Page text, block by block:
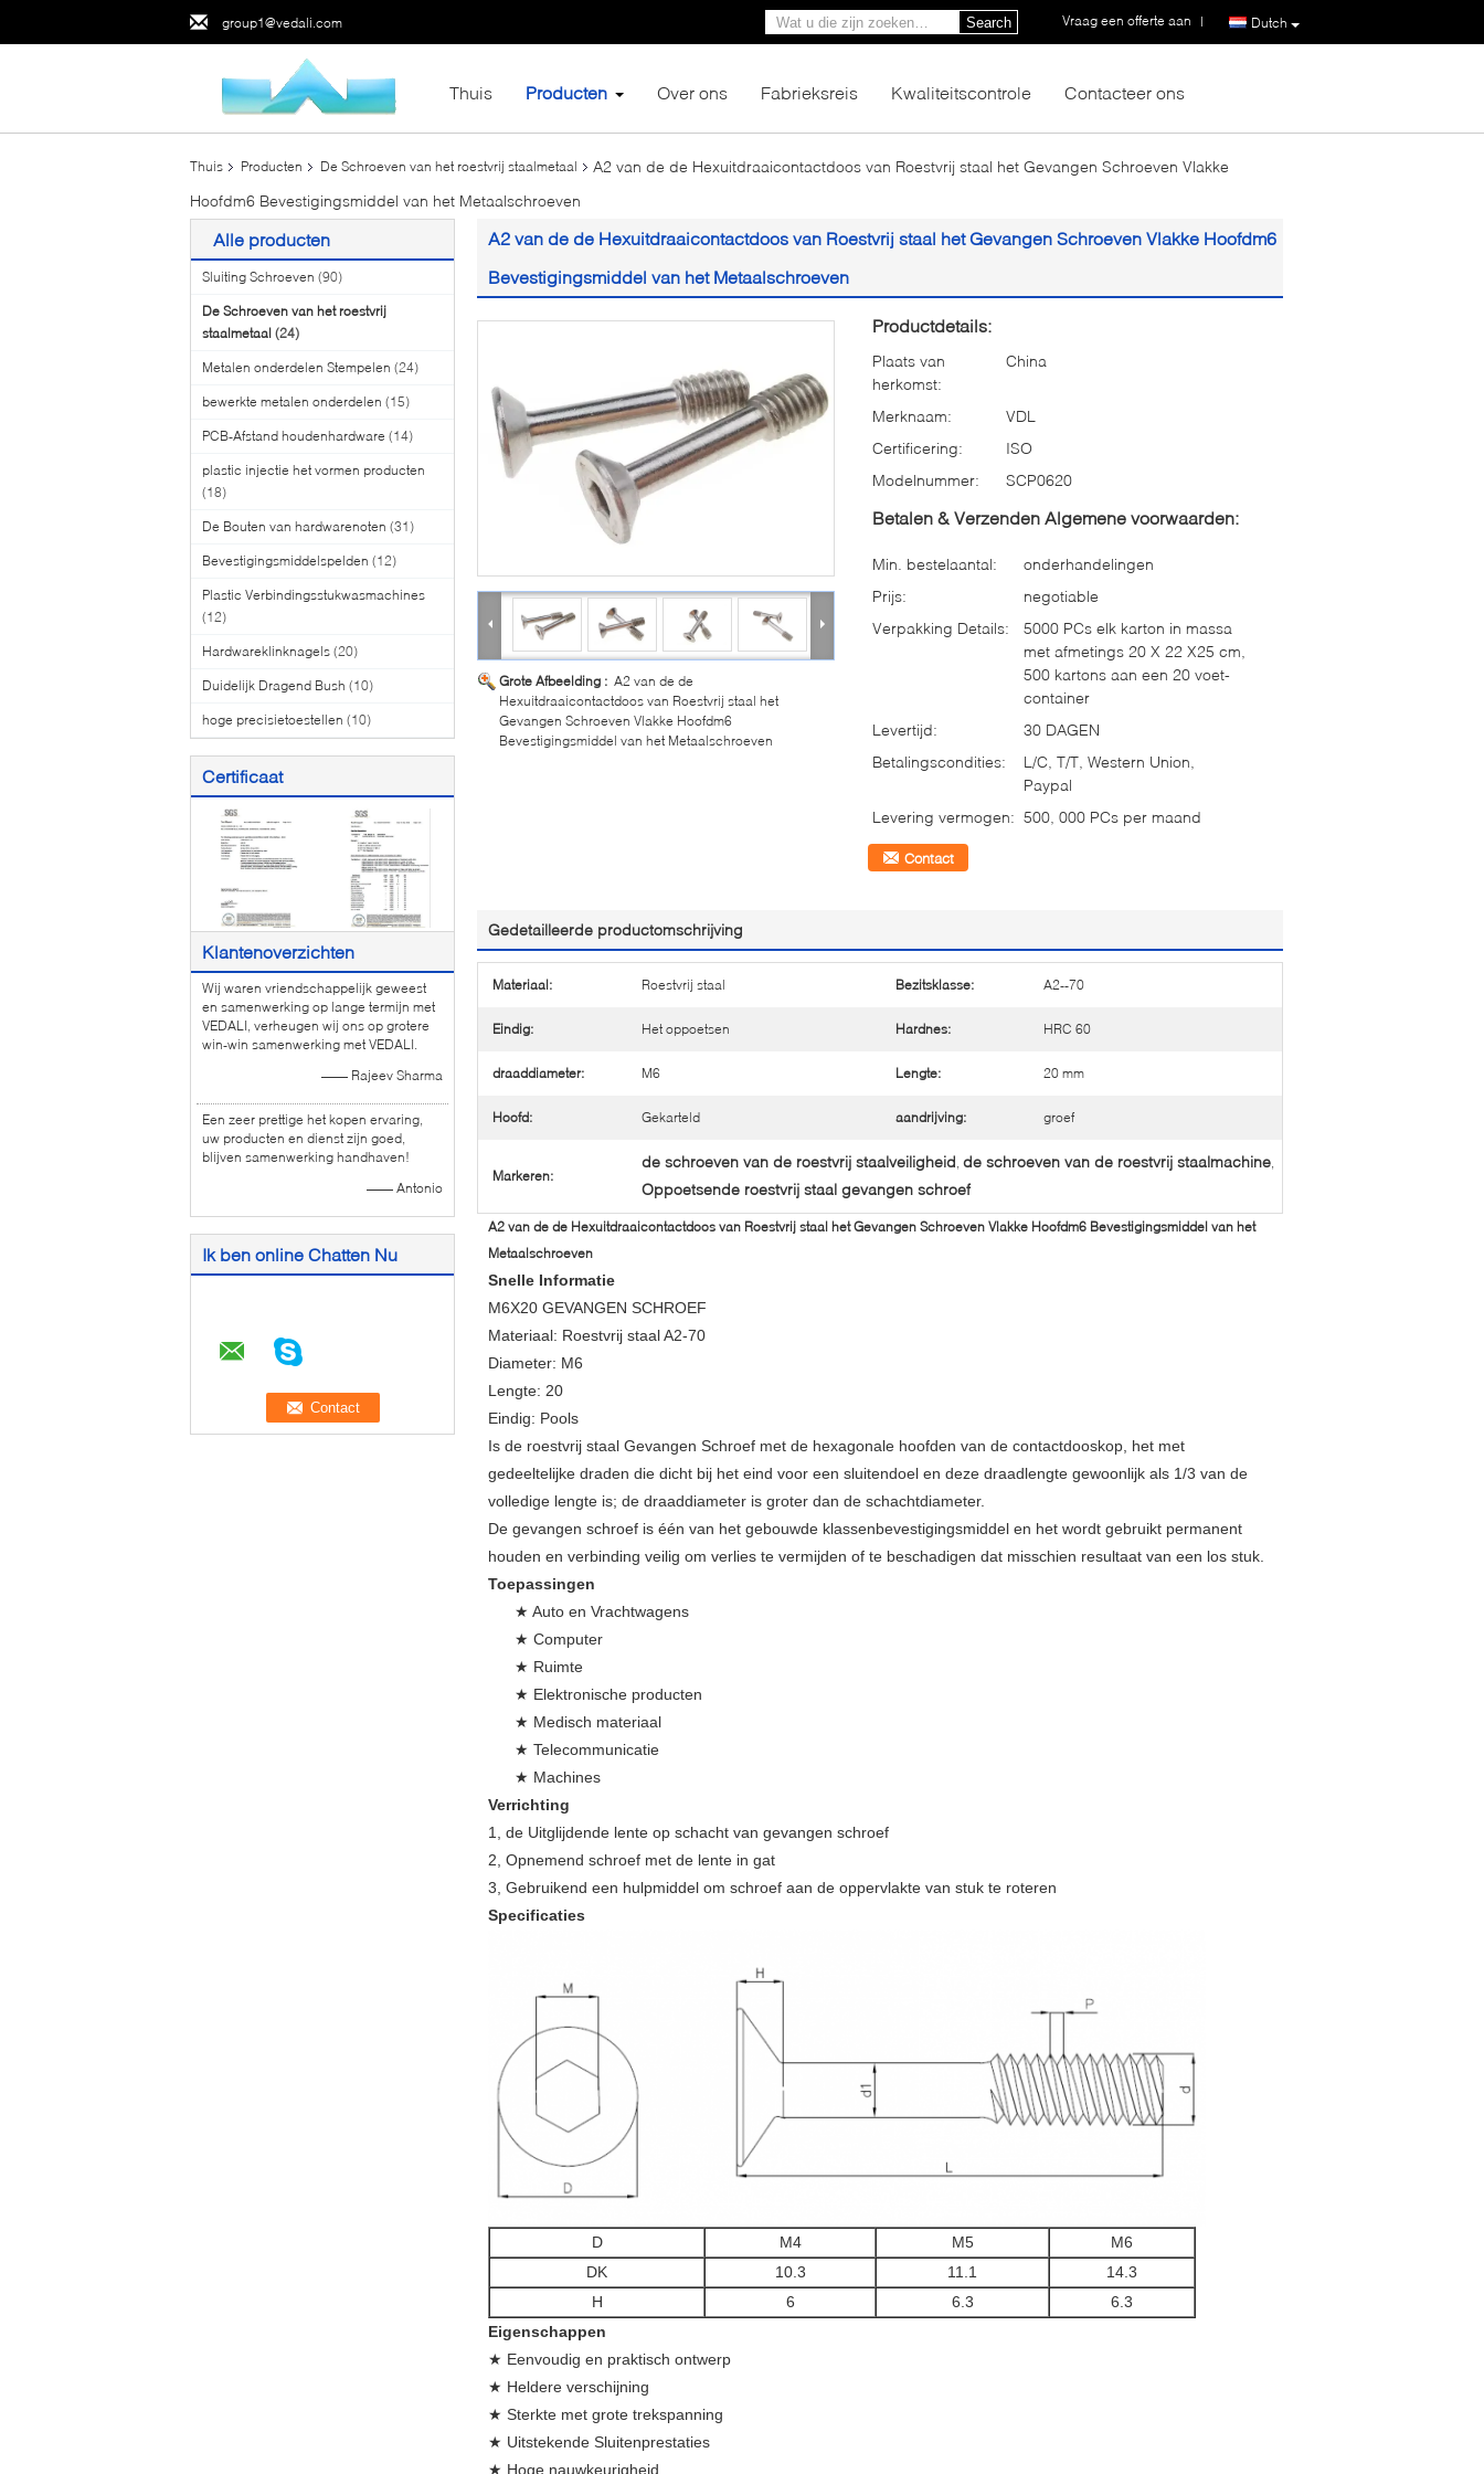
group1@vedali.com Dutch
Vraag een offerte aan |
Search
Thuis Producten Over ons Fabrieksreis Kwaliteitscontrole Contacteer ons
Thuis Producten De Schroeven van het roestvrij staalmetaal
A2 van de de Hexuitdraaicontactdoos van Roestvrij staal het Gevangen Schroeven Vlakke
Hoofdm6 Bevestigingsmiddel van het Metaalschroeven
Alle producten
Sluiting Schroeven (90)
De Schroeven van het roestvrij
staalmetaal (24)
Metalen onderdelen Stempelen (24)
bewerkte metalen onderdelen (15)
PCB-Afstand houdenhardware (14)
plastic injectie het vormen producten
(18)
De Bouten van hardwarenoten (31)
Bevestigingsmiddelspelden (12)
Plastic Verbindingsstukwasmachines
(12)
Hardwareklinknagels (20)
Duidelijk Dragend Bush (10)
hoge precisietoestellen (10)
Certificaat
Klantenoverzichten
Wij waren vriendschappelijk geweest
en samenwerking op lange termijn met
VEDALI, verheugen wij ons op grotere
win-win samenwerking met VEDALI.
—— Rajeev Sharma
Een zeer prettige het kopen ervaring,
uw producten en dienst zijn goed,
blijven samenwerking handhaven!
—— Antonio
Ik ben online Chatten Nu
A2 van de de Hexuitdraaicontactdoos van Roestvrij staal het Gevangen Schroeven Vlakke Hoofdm6
Bevestigingsmiddel van het Metaalschroeven
Grote Afbeelding : A2 van de de
Hexuitdraaicontactdoos van Roestvrij staal het
Gevangen Schroeven Vlakke Hoofdm6
Bevestigingsmiddel van het Metaalschroeven
Productdetails:
Plaats van
herkomst:
China
Merknaam:
VDL
Certificering:
ISO
Modelnummer:
SCP0620
Betalen & Verzenden Algemene voorwaarden:
Min. bestelaantal:
onderhandelingen
Prijs:
negotiable
Verpakking Details:
5000 PCs elk karton in massa
met afmetings 20 X 22 X25 cm,
500 kartons aan een 20 voet-
container
Levertijd:
30 DAGEN
Betalingscondities:
L/C, T/T, Western Union,
Paypal
Levering vermogen: 500, 000 PCs per maand
Contact
Gedetailleerde productomschrijving
Materiaal: Roestvrij staal Bezitsklasse: A2--70
Eindig: Het oppoetsen Hardnes: HRC 60
draaddiameter: M6 Lengte: 20 mm
Hoofd: Gekarteld aandrijving: groef
Markeren:
de schroeven van de roestvrij staalveiligheid, de schroeven van de roestvrij staalmachine,
Oppoetsende roestvrij staal gevangen schroef
A2 van de de Hexuitdraaicontactdoos van Roestvrij staal het Gevangen Schroeven Vlakke Hoofdm6 Bevestigingsmiddel van het
Metaalschroeven
Snelle Informatie
M6X20 GEVANGEN SCHROEF
Materiaal: Roestvrij staal A2-70
Diameter: M6
Lengte: 20
Eindig: Pools
Is de roestvrij staal Gevangen Schroef met de hexagonale hoofden van de contactdooskop, het met
gedeeltelijke draden die dicht bij het eind voor een sluitendoel en deze draadlengte gewoonlijk als 1/3 van de
volledige lengte is; de draaddiameter is groter dan de schachtdiameter.
De gevangen schroef is één van het gebouwde klassenbevestigingsmiddel en het wordt gebruikt permanent
houden en verbinding veilig om verlies te vermijden of te beschadigen dat misschien resultaat van een los stuk.
Toepassingen
★ Auto en Vrachtwagens
★ Computer
★ Ruimte
★ Elektronische producten
★ Medisch materiaal
★ Telecommunicatie
★ Machines
Verrichting
1, de Uitglijdende lente op schacht van gevangen schroef
2, Opnemend schroef met de lente in gat
3, Gebruikend een hulpmiddel om schroef aan de oppervlakte van stuk te roteren
Specificaties
D M4 M5
M6
DK
10.3 11.1
14.3
H
6 6.3
6.3
Eigenschappen
★ Eenvoudig en praktisch ontwerp
★ Heldere verschijning
★ Sterkte met grote trekspanning
★ Uitstekende Sluitenprestaties
★ Hoge nauwkeurigheid